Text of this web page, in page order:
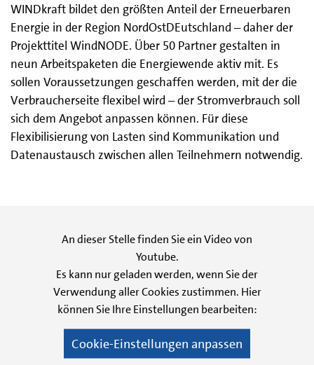
WINDkraft bildet den größten Anteil der Erneuerbaren
Energie in der Region NordOstDEutschland – daher der
Projekttitel WindNODE. Über 50 Partner gestalten in
neun Arbeitspaketen die Energiewende aktiv mit. Es
sollen Voraussetzungen geschaffen werden, mit der die
Verbraucherseite flexibel wird – der Stromverbrauch soll
sich dem Angebot anpassen können. Für diese
Flexibilisierung von Lasten sind Kommunikation und
Datenaustausch zwischen allen Teilnehmern notwendig.
An dieser Stelle finden Sie ein Video von
Youtube.
Es kann nur geladen werden, wenn Sie der
Verwendung aller Cookies zustimmen. Hier
können Sie Ihre Einstellungen bearbeiten:
Cookie-Einstellungen anpassen